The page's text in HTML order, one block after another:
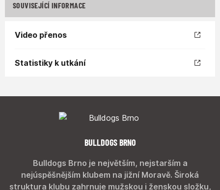
SOUVISEJÍCÍ INFORMACE
Video přenos
Statistiky k utkání
BULLDOGS BRNO
Bulldogs Brno je největším, nejstarším a
nejúspěšnějším klubem na jižní Moravě. Široká
struktura klubu zahrnuje mužskou i ženskou složku,